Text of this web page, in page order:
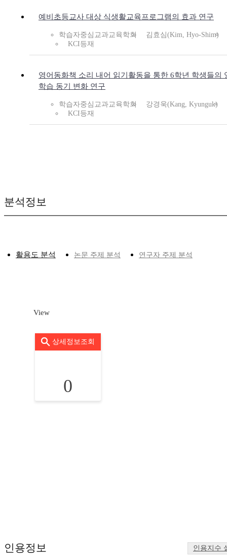
예비초등교사 대상 식생활교육프로그램의 효과 연구
학습자중심교과교육학회
김효심(Kim, Hyo-Shim)
KCI등재
영어동화책 소리 내어 읽기활동을 통한 6학년 학생들의
학습 동기 변화 연구
학습자중심교과교육학회
강경욱(Kang, Kyunguk)
KCI등재
분석정보
활용도 분석 논문 주제 분석 연구자 주제 분석
View
상세정보조회
0
인용정보 인용지수